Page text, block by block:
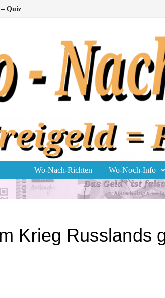
Quiz
Wo-Nach-Richten Wo-Noch-Info
Krieg Russlands